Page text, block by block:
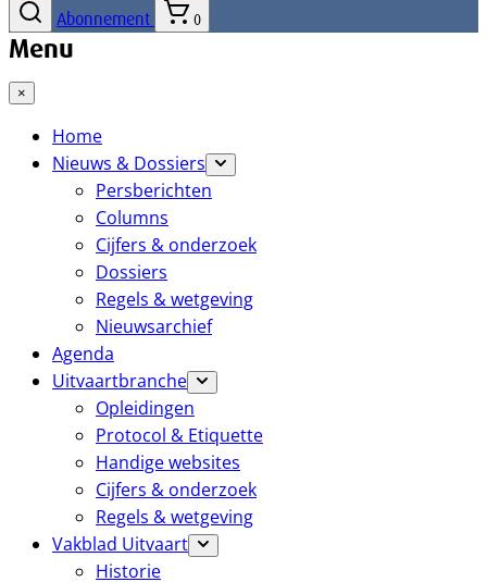
Abonnement 0
Menu
×
Home
Nieuws & Dossiers
Persberichten
Columns
Cijfers & onderzoek
Dossiers
Regels & wetgeving
Nieuwsarchief
Agenda
Uitvaartbranche
Opleidingen
Protocol & Etiquette
Handige websites
Cijfers & onderzoek
Regels & wetgeving
Vakblad Uitvaart
Historie